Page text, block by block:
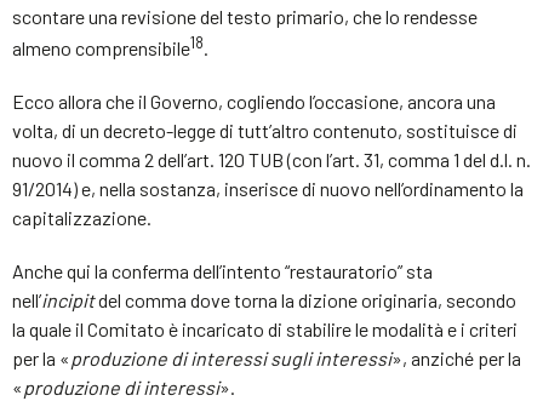
scontare una revisione del testo primario, che lo rendesse
almeno comprensibile18.
Ecco allora che il Governo, cogliendo l’occasione, ancora una
volta, di un decreto-legge di tutt’altro contenuto, sostituisce di
nuovo il comma 2 dell’art. 120 TUB (con l’art. 31, comma 1 del d.l. n.
91/2014) e, nella sostanza, inserisce di nuovo nell’ordinamento la
capitalizzazione.
Anche qui la conferma dell’intento “restauratorio” sta
nell’incipitdel comma dove torna la dizione originaria, secondo
la quale il Comitato è incaricato di stabilire le modalità e i criteri
per la «produzione di interessi sugli interessi», anziché per la
«produzione di interessi».